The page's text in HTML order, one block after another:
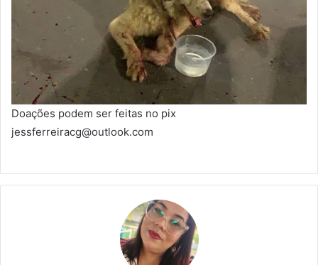
Doações podem ser feitas no pix
jessferreiracg@outlook.com